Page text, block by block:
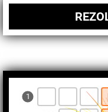
1